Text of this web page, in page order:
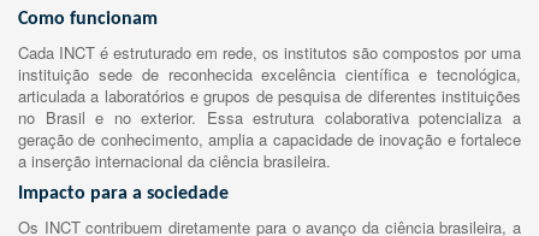
Como funcionam
Cada INCT é estruturado em rede, os institutos são compostos por uma
instituição sede de reconhecida excelência científica e tecnológica,
articulada a laboratórios e grupos de pesquisa de diferentes instituições
no Brasil e no exterior. Essa estrutura colaborativa potencializa a
geração de conhecimento, amplia a capacidade de inovação e fortalece
a inserção internacional da ciência brasileira.
Impacto para a sociedade
Os INCT contribuem diretamente para o avanço da ciência brasileira, a